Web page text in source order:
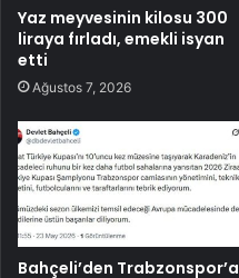
Yaz meyvesinin kilosu 300
liraya fırladı, emekli isyan
etti
Ağustos 7, 2026
Bahçeli’den Trabzonspor’a